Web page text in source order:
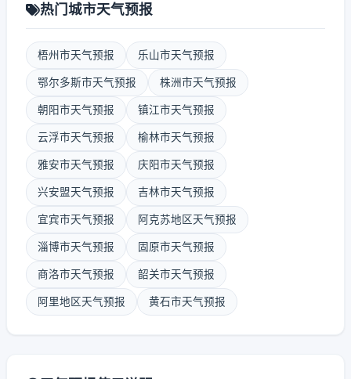
热门城市天气预报
梧州市天气预报 乐山市天气预报
鄂尔多斯市天气预报 株洲市天气预报
朝阳市天气预报 镇江市天气预报
云浮市天气预报 榆林市天气预报
雅安市天气预报 庆阳市天气预报
兴安盟天气预报 吉林市天气预报
宜宾市天气预报 阿克苏地区天气预报
淄博市天气预报 固原市天气预报
商洛市天气预报 韶关市天气预报
阿里地区天气预报 黄石市天气预报